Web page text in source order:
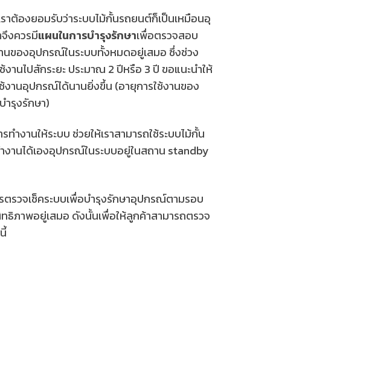
าต้องยอมรับว่าระบบไม้กั้นรถยนต์ก็เป็นเหมือนอุ
งควรมีแผนในการบำรุงรักษาเพื่อตรวจสอบ
ของอุปกรณ์ในระบบทั้งหมดอยู่เสมอ ซึ่งช่วง
านไปสักระยะ ประมาณ 2 ปีหรือ 3 ปี ขอแนะนำให้
งานอุปกรณ์ได้นานยิ่งขึ้น (อายุการใช้งานของ
รุงรักษา)
งานให้ระบบ ช่วยให้เราสามารถใช้ระบบไม้กั้น
านได้เองอุปกรณ์ในระบบอยู่ในสถาน standby
รวจเช็คระบบเพื่อบำรุงรักษาอุปกรณ์ตามรอบ
ธิภาพอยู่เสมอ ดังนั้นเพื่อให้ลูกค้าสามารถตรวจ